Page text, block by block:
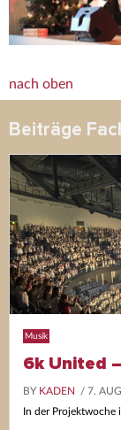
nach oben
Beiträge
Musik
6k United
BY KADEN
/ 7.
In der Projektwoche